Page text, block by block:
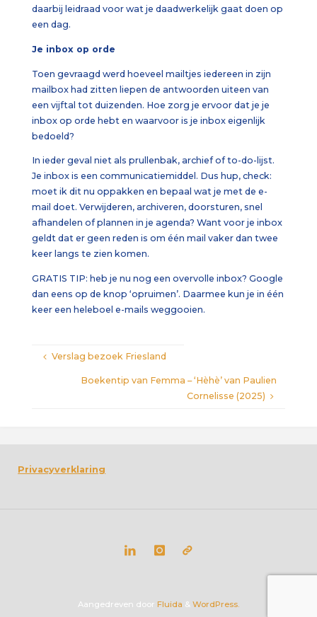
daarbij leidraad voor wat je daadwerkelijk gaat doen op
een dag.
Je inbox op orde
Toen gevraagd werd hoeveel mailtjes iedereen in zijn
mailbox had zitten liepen de antwoorden uiteen van
een vijftal tot duizenden. Hoe zorg je ervoor dat je je
inbox op orde hebt en waarvoor is je inbox eigenlijk
bedoeld?
In ieder geval niet als prullenbak, archief of to-do-lijst.
Je inbox is een communicatiemiddel. Dus hup, check:
moet ik dit nu oppakken en bepaal wat je met de e-
mail doet. Verwijderen, archiveren, doorsturen, snel
afhandelen of plannen in je agenda? Want voor je inbox
geldt dat er geen reden is om één mail vaker dan twee
keer langs te zien komen.
GRATIS TIP: heb je nu nog een overvolle inbox? Google
dan eens op de knop ‘opruimen’. Daarmee kun je in één
keer een heleboel e-mails weggooien.
Verslag bezoek Friesland
Boekentip van Femma – ‘Hèhè’ van Paulien
Cornelisse (2025)
Privacyverklaring
Aangedreven door Fluida & WordPress.